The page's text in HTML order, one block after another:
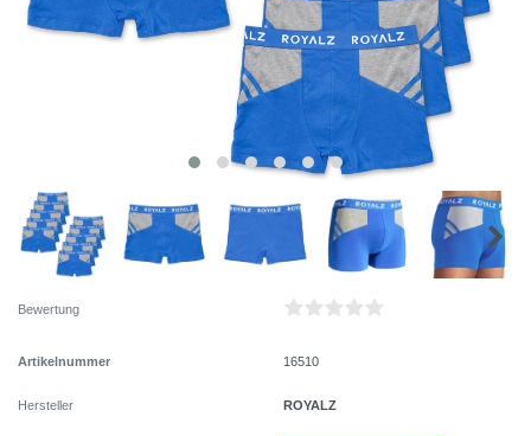
Bewertung
Artikelnummer 16510
Hersteller ROYALZ